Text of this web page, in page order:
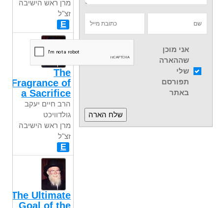
אני מוכן
שההארה
שלי
תפורסם
באתר
מרן ראש הישיבה
זצ"ל
E
The
Fragrance of
a Sacrifice
הרב חיים יעקב
גולדוויכט
מרן ראש הישיבה
זצ"ל
E
The Ultimate
Goal of the